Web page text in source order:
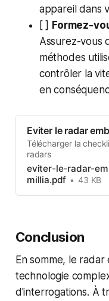
appareil dans
[ ] Formez-
Assurez-vous
méthodes
contrôler la
en
Eviter le radar
Télécharger la
radars
eviter-le-radar-
millia.pdf
43 KB
Conclusion
En somme, le
technologie
d'interrogations. À